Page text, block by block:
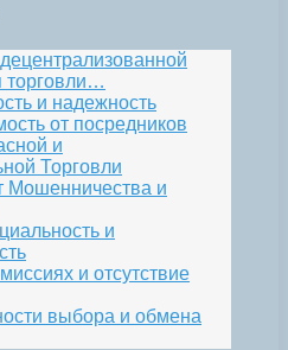
и надежность
от посредников
и
Торговли
Мошенничества и
и
и отсутствие
выбора и обмена